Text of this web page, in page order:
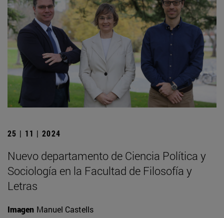
25 | 11 | 2024
Nuevo departamento de Ciencia Política y
Sociología en la Facultad de Filosofía y
Letras
Imagen Manuel Castells